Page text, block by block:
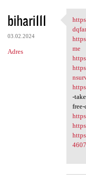
bihari111
03.02.2024
Adres
me
-